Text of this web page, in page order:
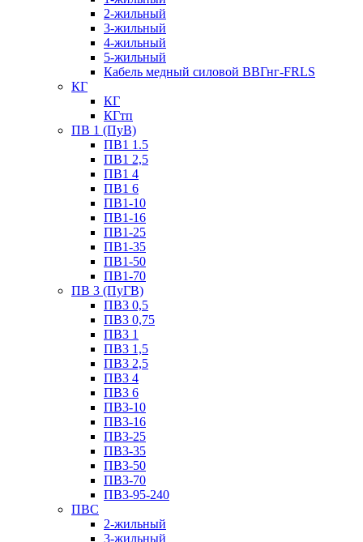
2-жильный
3-жильный
4-жильный
5-жильный
Кабель медный силовой ВВГнг-FRLS
КГ
КГ
КГтп
ПВ 1 (ПуВ)
ПВ1 1.5
ПВ1 2,5
ПВ1 4
ПВ1 6
ПВ1-10
ПВ1-16
ПВ1-25
ПВ1-35
ПВ1-50
ПВ1-70
ПВ 3 (ПуГВ)
ПВ3 0,5
ПВ3 0,75
ПВ3 1
ПВ3 1,5
ПВ3 2,5
ПВ3 4
ПВ3 6
ПВ3-10
ПВ3-16
ПВ3-25
ПВ3-35
ПВ3-50
ПВ3-70
ПВ3-95-240
ПВС
2-жильный
3-жильный